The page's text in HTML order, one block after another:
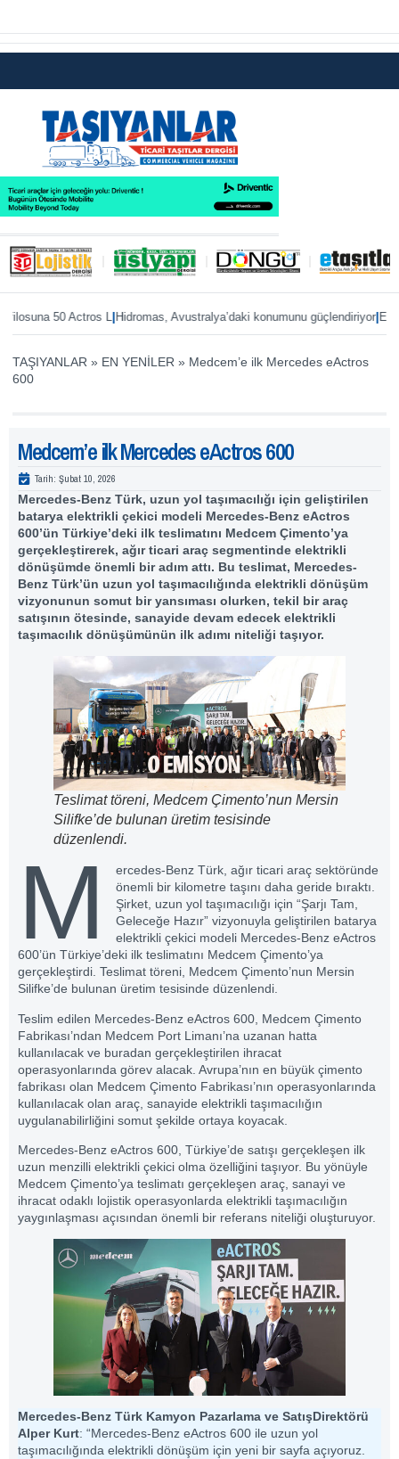
50 Actros L|Hidromas, Avustralya’daki konumunu güçlendiriyor|Enver
TAŞIYANLAR » EN YENİLER » Medcem’e ilk Mercedes eActros
600
Medcem’e ilk Mercedes eActros 600
Tarih: Şubat 10, 2026
Mercedes-Benz Türk, uzun yol taşımacılığı için geliştirilen
batarya elektrikli çekici modeli Mercedes-Benz eActros
600’ün Türkiye’deki ilk teslimatını Medcem Çimento’ya
gerçekleştirerek, ağır ticari araç segmentinde elektrikli
dönüşümde önemli bir adım attı. Bu teslimat, Mercedes-
Benz Türk’ün uzun yol taşımacılığında elektrikli dönüşüm
vizyonunun somut bir yansıması olurken, tekil bir araç
satışının ötesinde, sanayide devam edecek elektrikli
taşımacılık dönüşümünün ilk adımı niteliği taşıyor.
Teslimat töreni, Medcem Çimento’nun Mersin
Silifke’de bulunan üretim tesisinde
düzenlendi.
M
ercedes-Benz Türk, ağır ticari araç sektöründe
önemli bir kilometre taşını daha geride bıraktı.
Şirket, uzun yol taşımacılığı için “Şarjı Tam,
Geleceğe Hazır” vizyonuyla geliştirilen batarya
elektrikli çekici modeli Mercedes-Benz eActros
600’ün Türkiye’deki ilk teslimatını Medcem Çimento’ya
gerçekleştirdi. Teslimat töreni, Medcem Çimento’nun Mersin
Silifke’de bulunan üretim tesisinde düzenlendi.
Teslim edilen Mercedes-Benz eActros 600, Medcem Çimento
Fabrikası’ndan Medcem Port Limanı’na uzanan hatta
kullanılacak ve buradan gerçekleştirilen ihracat
operasyonlarında görev alacak. Avrupa’nın en büyük çimento
fabrikası olan Medcem Çimento Fabrikası’nın operasyonlarında
kullanılacak olan araç, sanayide elektrikli taşımacılığın
uygulanabilirliğini somut şekilde ortaya koyacak.
Mercedes-Benz eActros 600 , Türkiye’de satışı gerçekleşen ilk
uzun menzilli elektrikli çekici olma özelliğini taşıyor. Bu yönüyle
Medcem Çimento’ya teslimatı gerçekleşen araç, sanayi ve
ihracat odaklı lojistik operasyonlarda elektrikli taşımacılığın
yaygınlaşması açısından önemli bir referans niteliği oluşturuyor.
Mercedes-Benz Türk Kamyon Pazarlama ve SatışDirektörü
Alper Kurt: “Mercedes-Benz eActros 600 ile uzun yol
taşımacılığında elektrikli dönüşüm için yeni bir sayfa açıyoruz.